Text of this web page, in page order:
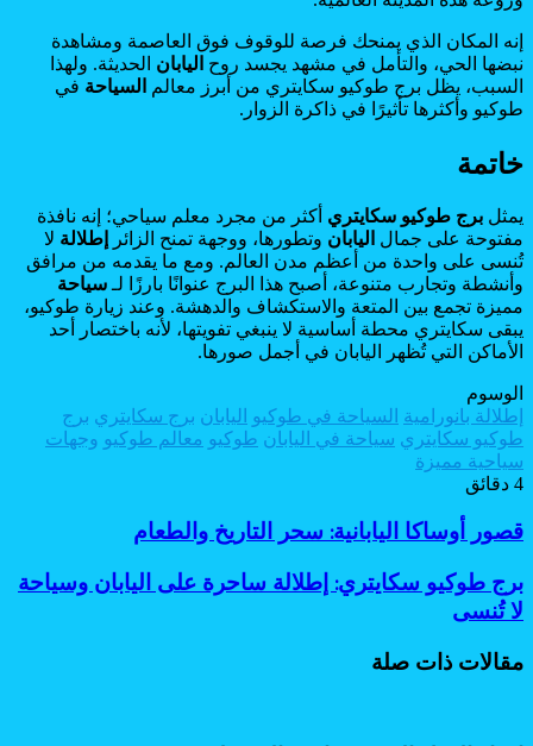
إنه المكان الذي يمنحك فرصة للوقوف فوق العاصمة ومشاهدة
نبضها الحي، والتأمل في مشهد يجسد روح اليابان الحديثة. ولهذا
السبب، يظل برج طوكيو سكايتري من أبرز معالم
السياحة في
طوكيو وأكثرها تأثيرًا في ذاكرة الزوار.
خاتمة
يمثل برج طوكيو سكايتري أكثر من مجرد معلم سياحي؛ إنه نافذة
مفتوحة على جمال اليابان وتطورها، ووجهة تمنح الزائر إطلالة لا
تُنسى على واحدة من أعظم مدن العالم. ومع ما يقدمه من مرافق
وأنشطة وتجارب متنوعة، أصبح هذا البرج عنوانًا بارزًا لـ سياحة
مميزة تجمع بين المتعة والاستكشاف والدهشة. وعند زيارة طوكيو،
يبقى سكايتري محطة أساسية لا ينبغي تفويتها، لأنه باختصار أحد
الأماكن التي تُظهر اليابان في أجمل صورها.
الوسوم
إطلالة بانورامية
السياحة في طوكيو اليابان برج سكايتري برج
طوكيو سكايتري سياحة في اليابان طوكيو معالم طوكيو وجهات
سياحية مميزة
4 دقائق
قصور
أوساكا
اليابانية:
سحر
التاريخ
قصور أوساكا اليابانية: سحر التاريخ والطعام
برج
طوكيو
سكايتري:
ساحرة
برج طوكيو سكايتري: إطلالة ساحرة على اليابان وسياحة
لا تُنسى
مقالات ذات صلة